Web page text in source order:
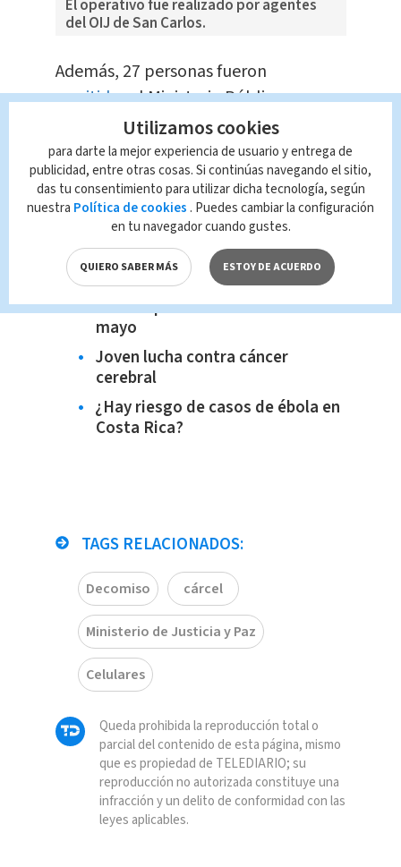
El operativo fue realizado por agentes
del OIJ de San Carlos.
Además, 27 personas fueron
remitidasal Ministerio Público a por
introducir artículos
prohibidosa centros penitenciarios.
Te recomendamos:
Allanamientos por legitimación
de capitales: Esto decomisó el
OIJ
Dólar en Costa Rica: Tipo de
cambio para este martes 19 de
mayo
Joven lucha contra cáncer
cerebral
¿Hay riesgo de casos de ébola en
Costa Rica?
TAGS RELACIONADOS:
Decomiso cárcel
Ministerio de Justicia y Paz
Celulares
Queda prohibida la reproducción total o
parcial del contenido de esta página, mismo
que es propiedad de TELEDIARIO; su
reproducción no autorizada constituye una
infracción y un delito de conformidad con las
leyes aplicables.
Utilizamos cookies
para darte la mejor experiencia de usuario y entrega de
publicidad, entre otras cosas. Si continúas navegando el sitio,
das tu consentimiento para utilizar dicha tecnología, según
nuestra Política de cookies . Puedes cambiar la configuración
en tu navegador cuando gustes.
QUIERO SABER MÁS ESTOY DE ACUERDO